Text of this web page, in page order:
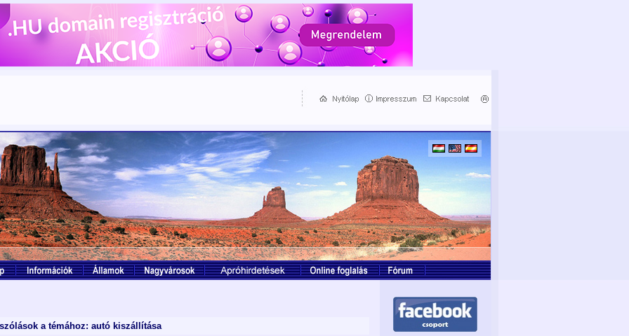
a témához: autó kiszállítása